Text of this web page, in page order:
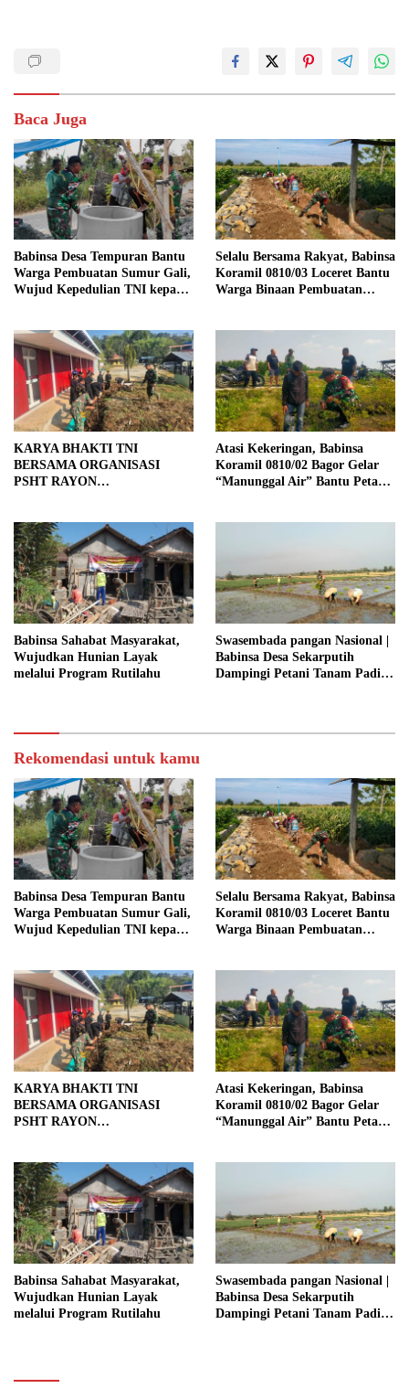
Baca Juga
Babinsa Desa Tempuran Bantu
Warga Pembuatan Sumur Gali,
Wujud Kepedulian TNI kepada
Selalu Bersama Rakyat, Babinsa
Koramil 0810/03 Loceret Bantu
Warga Binaan Pembuatan
KARYA BHAKTI TNI
BERSAMA ORGANISASI
PSHT RAYON
ROYONG DAN
KEMANUNGGALAN TNI-
RAKYAT
Atasi Kekeringan, Babinsa
Koramil 0810/02 Bagor Gelar
“Manunggal Air” Bantu Petani
Babinsa Sahabat Masyarakat,
Wujudkan Hunian Layak
melalui Program Rutilahu
Swasembada pangan Nasional |
Babinsa Desa Sekarputih
Dampingi Petani Tanam Padi,
Rekomendasi untuk kamu
Babinsa Desa Tempuran Bantu
Warga Pembuatan Sumur Gali,
Wujud Kepedulian TNI kepada
Selalu Bersama Rakyat, Babinsa
Koramil 0810/03 Loceret Bantu
Warga Binaan Pembuatan
KARYA BHAKTI TNI
BERSAMA ORGANISASI
PSHT RAYON
ROYONG DAN
KEMANUNGGALAN TNI-
RAKYAT
Atasi Kekeringan, Babinsa
Koramil 0810/02 Bagor Gelar
“Manunggal Air” Bantu Petani
Babinsa Sahabat Masyarakat,
Wujudkan Hunian Layak
melalui Program Rutilahu
Swasembada pangan Nasional |
Babinsa Desa Sekarputih
Dampingi Petani Tanam Padi,